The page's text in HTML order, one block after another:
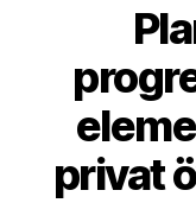
privat